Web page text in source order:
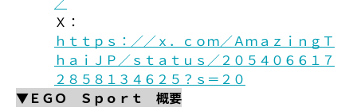
Ｘ：
ｈｔｔｐｓ：／／ｘ．ｃｏｍ／ＡｍａｚｉｎｇＴ
ｈａｉＪＰ／ｓｔａｔｕｓ／２０５４０６６１７
２８５８１３４６２５？ｓ＝２０
▼ＥＧＯ Ｓｐｏｒｔ 概要